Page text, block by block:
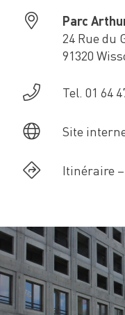
Parc
24 Rue du
91320
Tel. 01 64
Site
Itinéraire –